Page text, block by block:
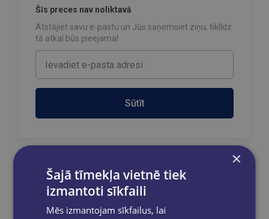
Šīs preces nav noliktavā
Atstājiet savu e-pastu un Jūs saņemsiet ziņu, tiklīdz
tā atkal būs pieejama!
Sūtīt
Reģistrējies un saņem 10% atlaidi pilnas
cenas precēm.
Apmaksātie pasūtījumi tiekapstrādāti un
×
Šajā tīmekļa vietnē tiek
izmantoti sīkfaili
Mēs izmantojam sīkfailus, lai